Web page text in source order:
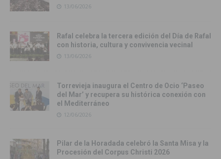
13/06/2026
Rafal celebra la tercera edición del Día de Rafal
con historia, cultura y convivencia vecinal
13/06/2026
Torrevieja inaugura el Centro de Ocio ‘Paseo
del Mar’ y recupera su histórica conexión con
el Mediterráneo
12/06/2026
Pilar de la Horadada celebró la Santa Misa y la
Procesión del Corpus Christi 2026